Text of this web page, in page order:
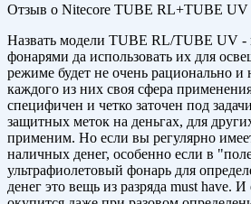
Отзыв о Nitecore TUBE RL+TUBE UV
Назвать модели TUBE RL/TUBE UV -
фонарями да использовать их для
режиме будет не очень рационально
каждого из них своя сфера
специфичен и четко заточен под
защитных меток на деньгах, для
применим. Но если вы регулярно
наличных денег, особенно если в
ультрафиолетовый фонарь для
денег это вещь из разряда must have. И